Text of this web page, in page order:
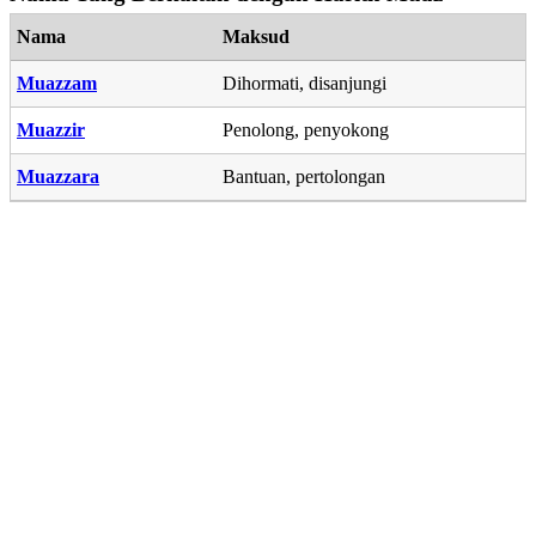
Nama Maksud
Muazzam Dihormati, disanjungi
Muazzir Penolong, penyokong
Muazzara Bantuan, pertolongan